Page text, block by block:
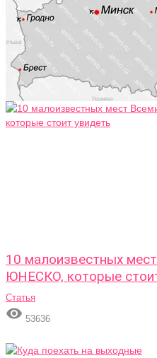
10 малоизвестных
ЮНЕСКО, которые
Статья
 53636